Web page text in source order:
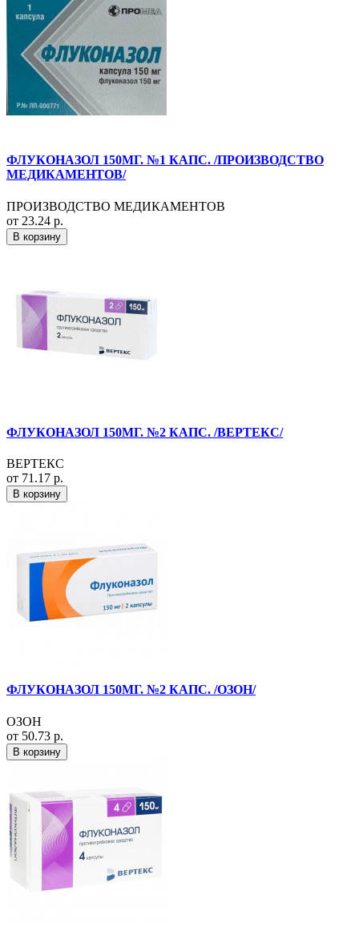
ФЛУКОНАЗОЛ 150МГ. №1 КАПС. /ПРОИЗВОДСТВО
МЕДИКАМЕНТОВ/
ПРОИЗВОДСТВО МЕДИКАМЕНТОВ
от 23.24 р.
В корзину
ФЛУКОНАЗОЛ 150МГ. №2 КАПС. /ВЕРТЕКС/
ВЕРТЕКС
от 71.17 р.
В корзину
ФЛУКОНАЗОЛ 150МГ. №2 КАПС. /ОЗОН/
ОЗОН
от 50.73 р.
В корзину